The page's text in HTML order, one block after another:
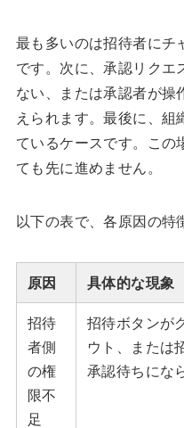
最も多いのは招待者にチ
です。次に、承認リクエ
ない、または承認者が
えられます。最後に、
ているケースです。この
ても先に進めません。
以下の表で、各原因の特
原因 具体的な現象
招待
者側
の権
限不
足
招待ボタンが
ウト、または
承認待ちにな